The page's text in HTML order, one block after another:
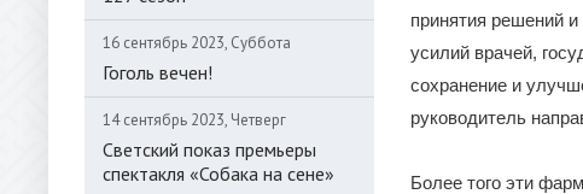
16 сентябрь 2023, Суббота
Гоголь вечен!
14 сентябрь 2023, Четверг
Светский показ премьеры
спектакля «Собака на сене»
принятия решений
усилий врачей,
сохранение и
руководитель
Более того эти